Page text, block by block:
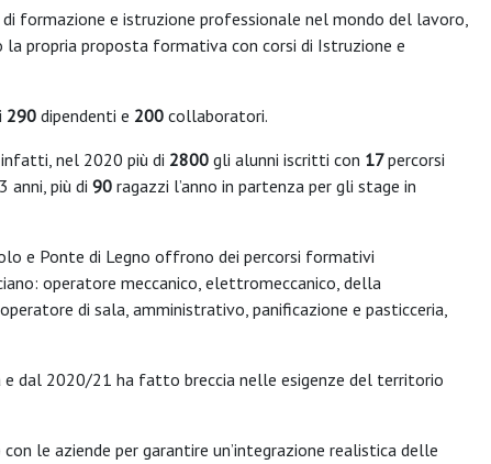
di formazione e istruzione professionale nel mondo del lavoro,
propria proposta formativa con corsi di Istruzione e
290 dipendenti e 200 collaboratori.
infatti, nel 2020 più di 2800 gli alunni iscritti con 17percorsi
anni, più di 90 ragazzi l’anno in partenza per gli stage in
e Ponte di Legno offrono dei percorsi formativi
operatore meccanico, elettromeccanico, della
di sala, amministrativo, panificazione e pasticceria,
dal 2020/21 ha fatto breccia nelle esigenze del territorio
le aziende per garantire un’integrazione realistica delle